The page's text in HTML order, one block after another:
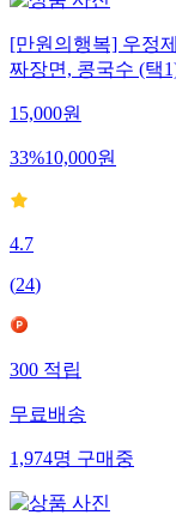
[만원의행복] 우정
짜장면, 콩국수 (택
15,000원
33%10,000원
4.7
(24)
300 적립
무료배송
1,974명 구매중